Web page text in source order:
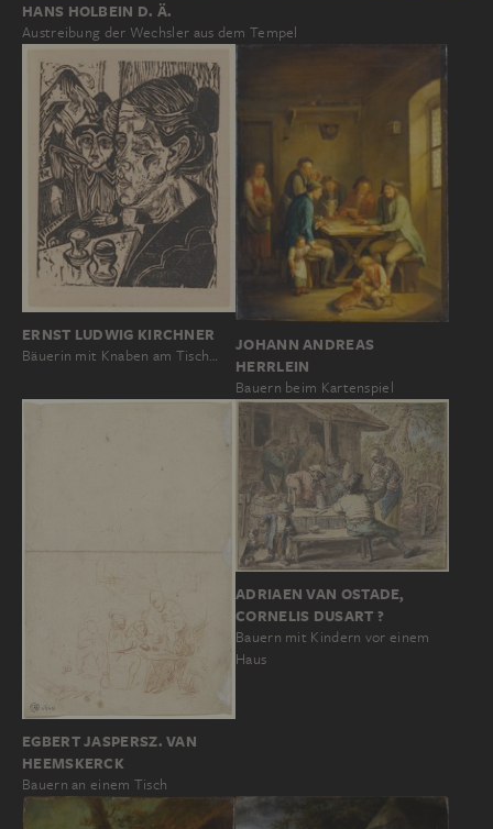
HANS HOLBEIN D. Ä.
Austreibung der Wechsler aus dem Tempel
ERNST LUDWIG KIRCHNER
Bäuerin mit Knaben am Tisch…
JOHANN ANDREAS
HERRLEIN
Bauern beim Kartenspiel
EGBERT JASPERSZ. VAN
HEEMSKERCK
Bauern an einem Tisch
ADRIAEN VAN OSTADE,
CORNELIS DUSART ?
Bauern mit Kindern vor einem
Haus